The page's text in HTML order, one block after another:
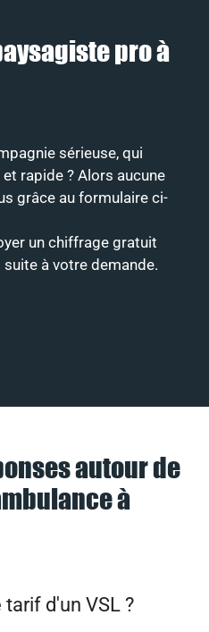
pro à
sérieuse, qui
rapide ? Alors aucune
grâce au formulaire ci-
un chiffrage gratuit
à votre demande.
autour de
à
tarif d'un VSL ?